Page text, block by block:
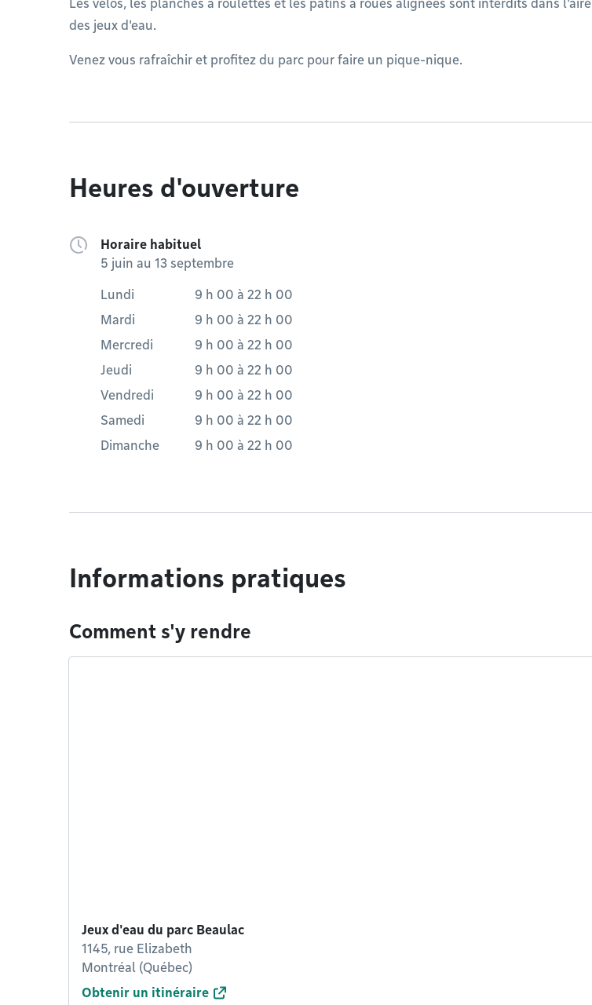
Les vélos, les planches à roulettes et les patins à roues alignées sont interdits dans l'aire
des jeux d'eau.
Venez vous rafraîchir et profitez du parc pour faire un pique-nique.
Heures d'ouverture
Horaire habituel
5 juin au 13 septembre
Lundi 9 h 00 à 22 h 00
Mardi
9 h 00 à 22 h 00
Mercredi
9 h 00 à 22 h 00
Jeudi
9 h 00 à 22 h 00
Vendredi
9 h 00 à 22 h 00
Samedi
9 h 00 à 22 h 00
Dimanche
9 h 00 à 22 h 00
Informations pratiques
Comment s'y rendre
Jeux d'eau du parc Beaulac
1145, rue Elizabeth
Montréal (Québec)
Obtenir un itinéraire